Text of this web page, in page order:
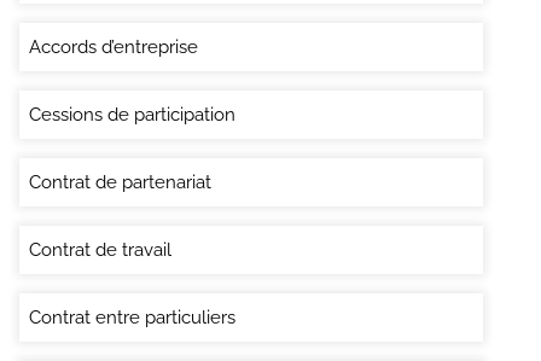
Accords d’entreprise
Cessions de participation
Contrat de partenariat
Contrat de travail
Contrat entre particuliers